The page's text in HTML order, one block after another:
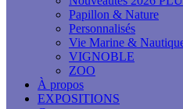
Papillon & Nature
Personnalisés
Vie Marine &
VIGNOBLE
ZOO
À propos
EXPOSITIONS